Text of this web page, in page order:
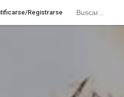
Registrarse